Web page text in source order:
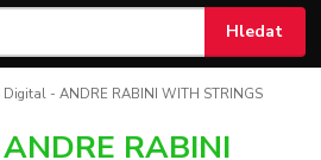
Hledat
Digital - ANDRE RABINI WITH STRINGS
RABINI